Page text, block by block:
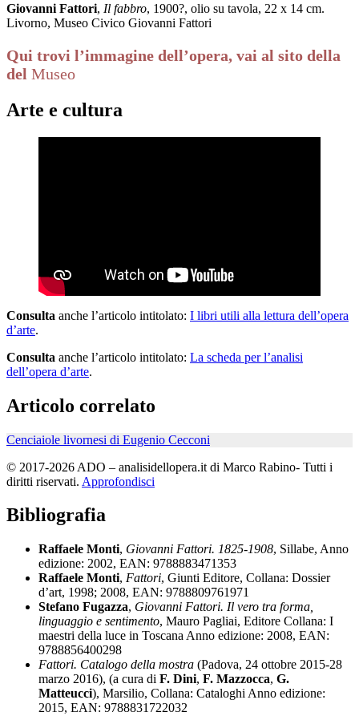
Giovanni Fattori, Il fabbro, 1900?, olio su tavola, 22 x 14 cm.
Livorno, Museo Civico Giovanni Fattori
Qui trovi l’immagine dell’opera, vai al sito della
del Museo
Arte e cultura
Consulta anche l’articolo intitolato: I libri utili alla lettura dell’opera
d’arte.
Consulta anche l’articolo intitolato: La scheda per l’analisi
dell’opera d’arte.
Articolo correlato
Cenciaiole livornesi di Eugenio Cecconi
© 2017-2026 ADO – analisidellopera.it di Marco Rabino- Tutti i
diritti riservati. Approfondisci
Bibliografia
Raffaele Monti, Giovanni Fattori. 1825-1908, Sillabe, Anno
edizione: 2002, EAN: 9788883471353
Raffaele Monti, Fattori, Giunti Editore, Collana: Dossier
d’art, 1998; 2008, EAN: 9788809761971
Stefano Fugazza, Giovanni Fattori. Il vero tra forma,
linguaggio e sentimento, Mauro Pagliai, Editore Collana: I
maestri della luce in Toscana Anno edizione: 2008, EAN:
9788856400298
Fattori. Catalogo della mostra (Padova, 24 ottobre 2015-28
marzo 2016), (a cura di F. Dini, F. Mazzocca, G.
Matteucci), Marsilio, Collana: Cataloghi Anno edizione:
2015, EAN: 9788831722032